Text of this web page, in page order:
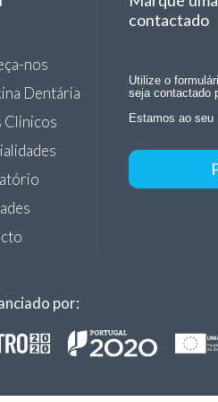
nos
Dentária
Clínicos
contactado
Utilize o
seja contactado
Estamos ao seu
por: